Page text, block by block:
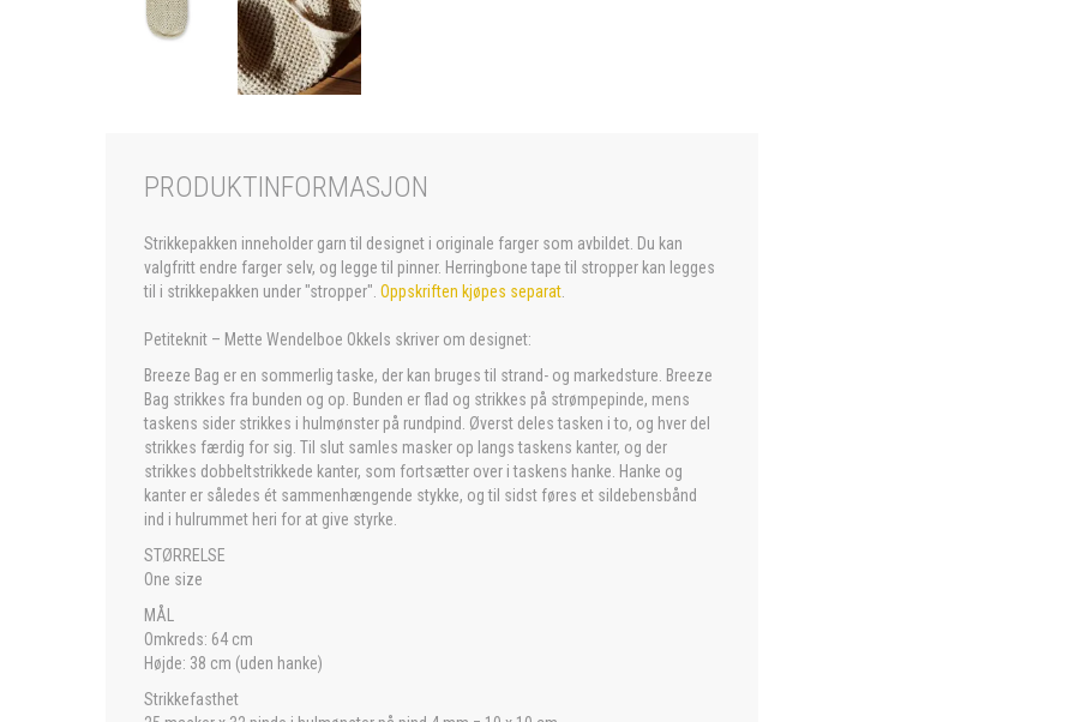
PRODUKTINFORMASJON
Strikkepakken inneholder garn til designet i originale farger som avbildet. Du kan
valgfritt endre farger selv, og legge til pinner. Herringbone tape til stropper kan legges
til i strikkepakken under "stropper". Oppskriften kjøpes separat
Petiteknit – Mette Wendelboe Okkels skriver om designet:
Breeze Bag er en sommerlig taske, der kan bruges til strand- og markedsture. Breeze
Bag strikkes fra bunden og op. Bunden er flad og strikkes på strømpepinde, mens
taskens sider strikkes i hulmønster på rundpind. Øverst deles tasken i to, og hver del
strikkes færdig for sig. Til slut samles masker op langs taskens kanter, og der
strikkes dobbeltstrikkede kanter, som fortsætter over i taskens hanke. Hanke og
kanter er således ét sammenhængende stykke, og til sidst føres et sildebensbånd
ind i hulrummet heri for at give styrke.
STØRRELSE
One size
MÅL
Omkreds: 64 cm
Højde: 38 cm (uden hanke)
Strikkefasthet